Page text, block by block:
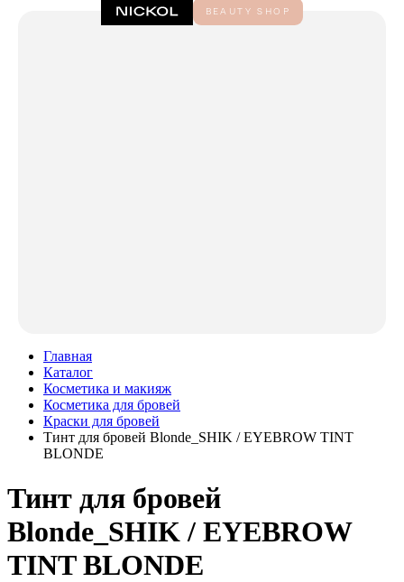
Главная
Каталог
Косметика и макияж
Косметика для бровей
Краски для бровей
Тинт для бровей Blonde_SHIK / EYEBROW TINT
BLONDE
Тинт для бровей
Blonde_SHIK / EYEBROW
TINT BLONDE